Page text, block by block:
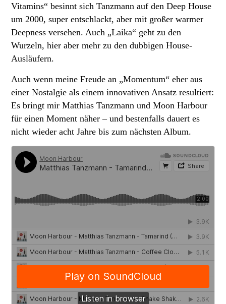
Vitamins“ besinnt sich Tanzmann auf den Deep House
um 2000, super entschlackt, aber mit großer warmer
Deepness versehen. Auch „Laika“ geht zu den
Wurzeln, hier aber mehr zu den dubbigen House-
Ausläufern.
Auch wenn meine Freude an „Momentum“ eher aus
einer Nostalgie als einem innovativen Ansatz resultiert:
Es bringt mir Matthias Tanzmann und Moon Harbour
für einen Moment näher – und bestenfalls dauert es
nicht wieder acht Jahre bis zum nächsten Album.